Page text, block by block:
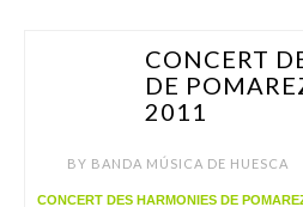
CONCERT
DE
2011
BY BANDA MÚSICA DE HUESCA
CONCERT DES HARMONIES DE